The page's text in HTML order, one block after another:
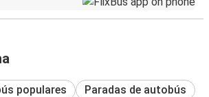
populares
Paradas de autobús